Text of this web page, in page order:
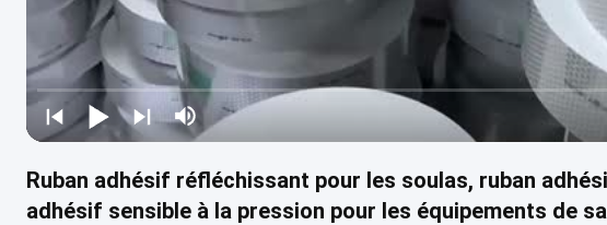
Ruban adhésif réfléchissant pour les soulas, ruban
adhésif sensible à la pression pour les équipements de